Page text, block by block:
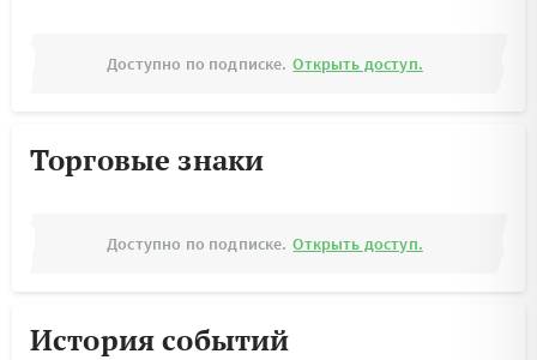
Доступно по подписке. Открыть доступ.
Торговые знаки
Доступно по подписке. Открыть доступ.
История событий